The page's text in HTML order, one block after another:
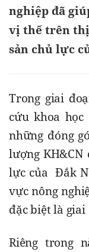
nghiệp đã
vị thế trên
sản chủ lực
Trong giai
cứu khoa
những đóng
lượng KH&CN
lực của  Đắk
vực nông
đặc biệt là giai
Riêng trong